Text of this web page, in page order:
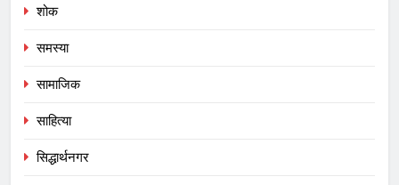
शोक
समस्या
सामाजिक
साहित्या
सिद्धार्थनगर